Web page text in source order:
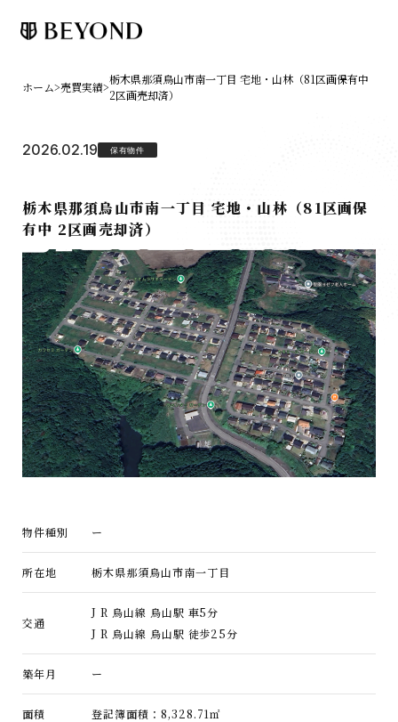
ホーム>売買実績>
栃木県那須烏山市南一丁目 宅地・山林（81区画保有中
2区画売却済）
2026.02.19 保有物件
栃木県那須烏山市南一丁目 宅地・山林（81区画保
有中 2区画売却済）
物件種別 ー
所在地 栃木県那須烏山市南一丁目
交通
J R 烏山線 烏山駅 車5分
J R 烏山線 烏山駅 徒歩25分
築年月 ー
面積 登記簿面積：8,328.71㎡